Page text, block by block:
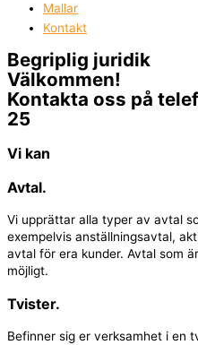
Mallar
Kontakt
Begriplig juridik
Välkommen!
Kontakta oss på
25
Vi kan
Avtal​.
Vi upprättar alla typer av avtal
exempelvis anställningsavtal,
avtal för era kunder. Avtal som
möjligt.
Tvister.
Befinner sig er verksamhet i en